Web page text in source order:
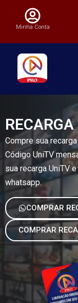
Minha Conta
Compre sua
Código UniTV
sua recarga UniTV
whatsapp.
COMPRAR
COMPRAR